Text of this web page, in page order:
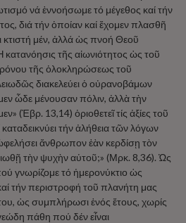
νά ἐννοήσωμε τό μέγεθος καί τήν
διά τήν ὁποίαν καί ἔχομεν πλασθῆ
κτιστή μέν, ἀλλά ὡς πνοή Θεοῦ
τῆς αἰωνιότητος ὡς τοῦ
τῆς ὁλοκληρώσεως τοῦ
διακελεύει ὁ οὐρανοβάμων
ὧδε μένουσαν πόλιν, ἀλλὰ τὴν
(Ἑβρ. 13,14) ὁριοθετεῖ τίς ἀξίες τοῦ
τήν ἀλήθεια τῶν λόγων
ἄνθρωπον ἐὰν κερδίσῃ τὸν
τὴν ψυχὴν αὐτοῦ;» (Μρκ. 8,36). Ὡς
γνωρίζομε τό ἡμερονύκτιο ὡς
τήν περιστροφή τοῦ πλανήτη μας
ὡς συμπλήρωσι ἑνός ἔτους, χωρίς
πάθη πού δέν εἶναι